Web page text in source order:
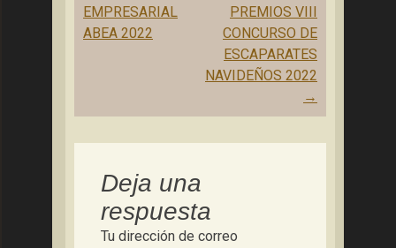
de
entradas
EMPRESARIAL
ABEA 2022
PREMIOS VIII
CONCURSO DE
ESCAPARATES
NAVIDEÑOS 2022
→
Deja una
respuesta
Tu dirección de correo